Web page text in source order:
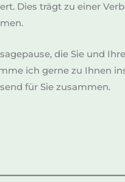
Dies trägt zu einer
die Sie und
ich gerne zu Ihnen
für Sie zusammen.